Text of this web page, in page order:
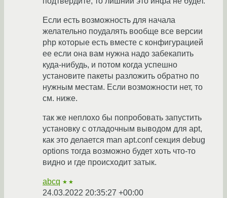
Если есть возможность для начала
желательно поудалять вообще все версии
php которые есть вместе с конфигурацией
ее если она вам нужна надо забекапить
куда-нибудь, и потом когда успешно
установите пакеты разложить обратно по
нужным местам. Если возможности нет, то
см. ниже.
так же неплохо бы попробовать запустить
установку с отладочным выводом для apt,
как это делается man apt.conf секция debug
options тогда возможно будет хоть что-то
видно и где происходит затык.
abcq ★★
24.03.2022 20:35:27 +00:00